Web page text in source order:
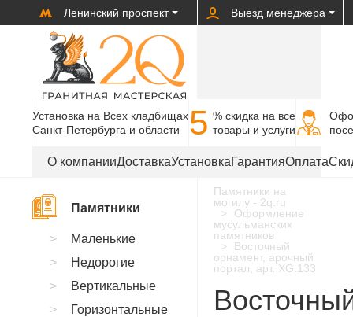
Ленинский проспект Выезд менеджера
Установка на Всех кладбищах
Санкт-Петербурга и области
5 % cкидка на все
товары и услуги
О компанииДоставкаУстановкаГарантияОплата
Памятники на
могилу - 2q.ru
Оформление
мусульманских
памятников
Восточный
орнамент, арочный
портал, арт. XG.133
Памятники
Маленькие
Недорогие
Вертикальные
Горизонтальные